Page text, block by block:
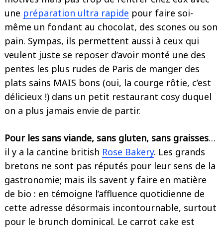
une préparation ultra rapide pour faire soi-
même un fondant au chocolat, des scones ou son
pain. Sympas, ils permettent aussi à ceux qui
veulent juste se reposer d’avoir monté une des
pentes les plus rudes de Paris de manger des
plats sains MAIS bons (oui, la courge rôtie, c’est
délicieux !) dans un petit restaurant cosy duquel
on a plus jamais envie de partir.
Pour les sans viande, sans gluten, sans graisses…
il y a la cantine british Rose Bakery. Les grands
bretons ne sont pas réputés pour leur sens de la
gastronomie; mais ils savent y faire en matière
de bio : en témoigne l’affluence quotidienne de
cette adresse désormais incontournable, surtout
pour le brunch dominical. Le carrot cake est